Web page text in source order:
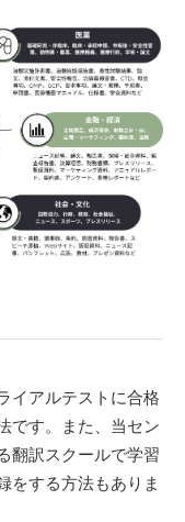
イアルテストに合格
です。また、当セン
翻訳スクールで学習
をする方法もありま